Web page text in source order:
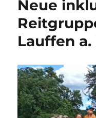
Neue
Lauffen a.